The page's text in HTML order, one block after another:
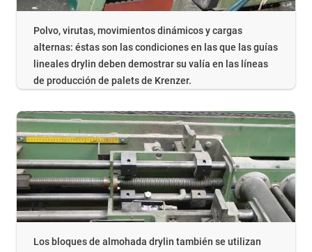
Polvo, virutas, movimientos dinámicos y cargas
alternas: éstas son las condiciones en las que las guías
lineales drylin deben demostrar su valía en las líneas
de producción de palets de Krenzer.
Los bloques de almohada drylin también se utilizan